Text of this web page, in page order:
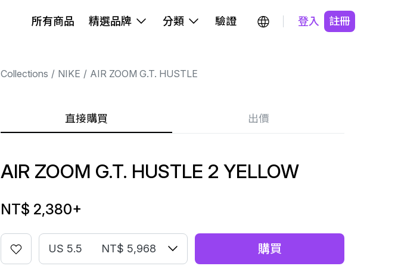
所有商品 精選品牌 分類 驗證 登入 註冊
Collections NIKE AIR ZOOM G.T. HUSTLE
直接購買 出價
AIR ZOOM G.T. HUSTLE 2 YELLOW
NT$ 2,380+
US 5.5 NT$ 5,968 購買